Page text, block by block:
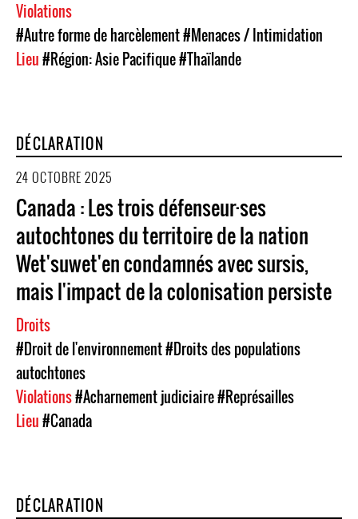
Violations
#Autre forme de harcèlement#Menaces / Intimidation
Lieu#Région: Asie Pacifique#Thaïlande
DÉCLARATION
24 OCTOBRE 2025
Canada : Les trois défenseur·ses
autochtones du territoire de la nation
Wet'suwet'en condamnés avec sursis,
mais l'impact de la colonisation persiste
Droits
#Droit de l'environnement#Droits des populations
autochtones
Violations#Acharnement judiciaire#Représailles
Lieu#Canada
DÉCLARATION